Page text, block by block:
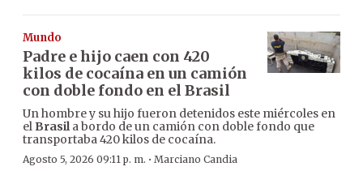
Mundo
Padre e hijo caen con 420
kilos de cocaína en un camión
con doble fondo en el Brasil
Un hombre y su hijo fueron detenidos este miércoles en
el Brasila bordo de un camión con doble fondo que
transportaba 420 kilos de cocaína.
Agosto 5, 2026 09:11 p. m. · Marciano Candia